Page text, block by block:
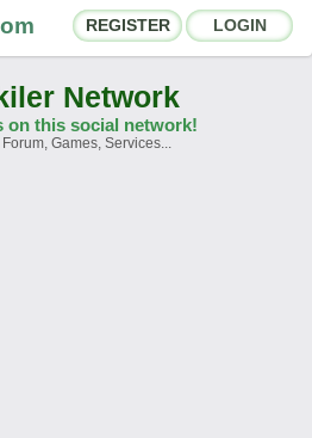
REGISTER LOGIN
Network
on this social network!
Games, Services...